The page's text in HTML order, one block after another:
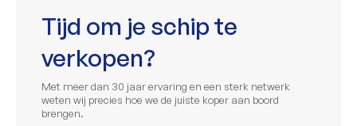
Tijd om je schip te
verkopen?
Met meer dan 30 jaar ervaring en een sterk netwerk
weten wij precies hoe we de juiste koper aan boord
brengen.